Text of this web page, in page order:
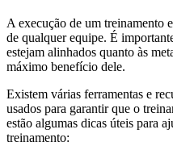
A execução de um treinamento
de qualquer equipe. É
estejam alinhados quanto às
máximo benefício dele.
Existem várias ferramentas e
usados ​​para garantir que o
estão algumas dicas úteis para
treinamento: